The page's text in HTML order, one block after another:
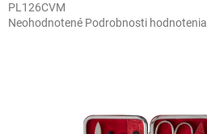
PL126CVM
Priemerné
Neohodnotené Podrobnosti hodnotenia